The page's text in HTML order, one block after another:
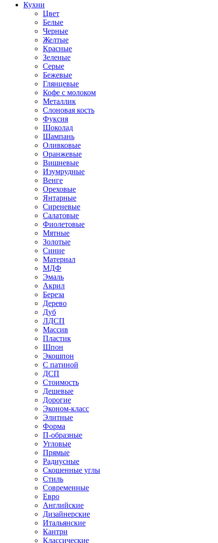
Кухни
Цвет
Белые
Черные
Желтые
Красные
Зеленые
Серые
Бежевые
Глянцевые
Кофе с молоком
Металлик
Слоновая кость
Фуксия
Шоколад
Шампань
Оливковые
Оранжевые
Вишневые
Изумрудные
Венге
Ореховые
Янтарные
Сиреневые
Салатовые
Фиолетовые
Мятные
Золотые
Синие
Материал
МДФ
Эмаль
Акрил
Береза
Дерево
Дуб
ЛДСП
Массив
Пластик
Шпон
Экошпон
С патиной
ДСП
Стоимость
Дешевые
Дорогие
Эконом-класс
Элитные
Форма
П-образные
Угловые
Прямые
Радиусные
Скошенные углы
Стиль
Современные
Евро
Английские
Дизайнерские
Итальянские
Кантри
Классические